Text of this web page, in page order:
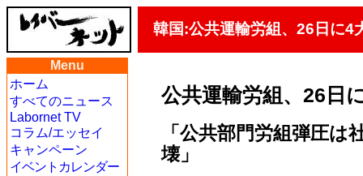
韓国:公共運輸労組、26日に4
Menu
ホーム
すべてのニュース
Labornet TV
コラム/エッセイ
キャンペーン
イベントカレンダー
公共運輸労組、26日
「公共部門労組弾圧は
壊」